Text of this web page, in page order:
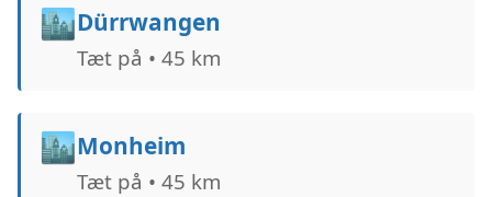
🏙️Dürrwangen
Tæt på • 45 km
🏙️Monheim
Tæt på • 45 km